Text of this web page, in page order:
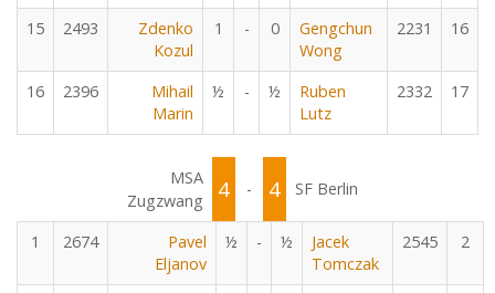
15 2493
Zdenko
Kozul
1 - 0
Gengchun
Wong
2231 16
16 2396
Mihail
Marin
½ - ½
Ruben
Lutz
2332 17
MSA
Zugzwang
4 - 4 SF Berlin
1 2674
Pavel
Eljanov
½ - ½
Jacek
Tomczak
2545 2